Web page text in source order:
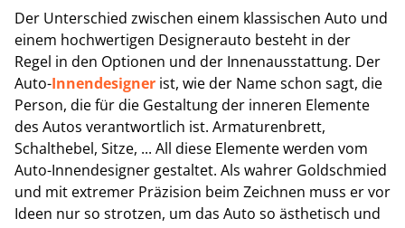
Der Unterschied zwischen einem klassischen Auto und
einem hochwertigen Designerauto besteht in der
Regel in den Optionen und der Innenausstattung. Der
Auto-Innendesigner ist, wie der Name schon sagt, die
Person, die für die Gestaltung der inneren Elemente
des Autos verantwortlich ist. Armaturenbrett,
Schalthebel, Sitze, ... All diese Elemente werden vom
Auto-Innendesigner gestaltet. Als wahrer Goldschmied
und mit extremer Präzision beim Zeichnen muss er vor
Ideen nur so strotzen, um das Auto so ästhetisch und